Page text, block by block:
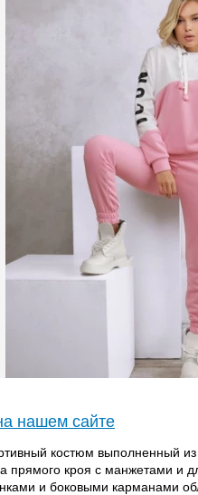
нашем сайте
костюм выполненный
прямого кроя с манжетами и
и боковыми карманами